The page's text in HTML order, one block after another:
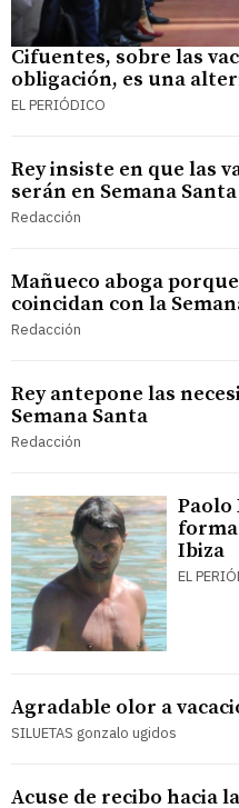
Cifuentes, sobre las
obligación, es una
EL PERIÓDICO
Rey insiste en que las
serán en Semana Santa
Redacción
Mañueco aboga
coincidan con la
Redacción
Rey antepone las
Semana Santa
Redacción
Paolo
Ibiza
EL
Agradable olor a
SILUETAS gonzalo ugidos
Acuse de recibo hacia